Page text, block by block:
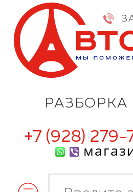
РАЗБОРКА
+7 (928)